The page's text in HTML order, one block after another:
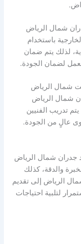
شمال الرياض
باستخدام
لذلك يتم ضمان
لضمان الجودة.
شمال الرياض
شمال الرياض
تدريب الفنيين
عالٍ من الجودة.
جدران شمال الرياض
والدقة، كذلك
الرياض إلى تقديم
لتلبية احتياجات